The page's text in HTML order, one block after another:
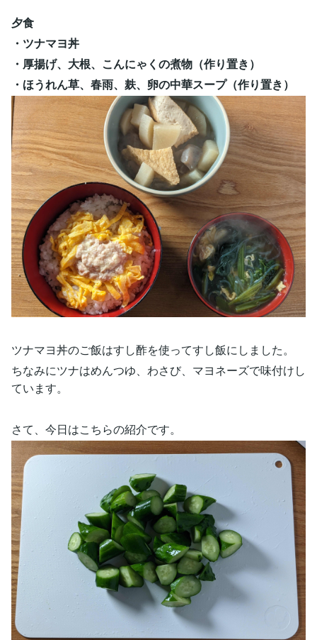
夕食
・ツナマヨ丼
・厚揚げ、大根、こんにゃくの煮物（作り置き）
・ほうれん草、春雨、麸、卵の中華スープ（作り置き）
ツナマヨ丼のご飯はすし酢を使ってすし飯にしました。
ちなみにツナはめんつゆ、わさび、マヨネーズで味付けし
ています。
さて、今日はこちらの紹介です。